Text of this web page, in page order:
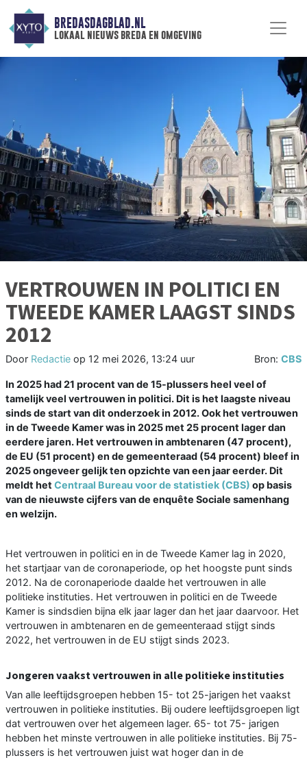
BREDASDAGBLAD.NL
lokaal nieuws breda en omgeving
VERTROUWEN IN POLITICI EN
TWEEDE KAMER LAAGST SINDS
2012
Door Redactie op 12 mei 2026, 13:24 uur Bron: CBS
In 2025 had 21 procent van de 15-plussers heel veel of
tamelijk veel vertrouwen in politici. Dit is het laagste niveau
sinds de start van dit onderzoek in 2012. Ook het vertrouwen
in de Tweede Kamer was in 2025 met 25 procent lager dan
eerdere jaren. Het vertrouwen in ambtenaren (47 procent),
de EU (51 procent) en de gemeenteraad (54 procent) bleef in
2025 ongeveer gelijk ten opzichte van een jaar eerder. Dit
meldt het Centraal Bureau voor de statistiek (CBS) op basis
van de nieuwste cijfers van de enquête Sociale samenhang
en welzijn.
Het vertrouwen in politici en in de Tweede Kamer lag in 2020,
het startjaar van de coronaperiode, op het hoogste punt sinds
2012. Na de coronaperiode daalde het vertrouwen in alle
politieke instituties. Het vertrouwen in politici en de Tweede
Kamer is sindsdien bijna elk jaar lager dan het jaar daarvoor. Het
vertrouwen in ambtenaren en de gemeenteraad stijgt sinds
2022, het vertrouwen in de EU stijgt sinds 2023.
Jongeren vaakst vertrouwen in alle politieke instituties
Van alle leeftijdsgroepen hebben 15- tot 25-jarigen het vaakst
vertrouwen in politieke instituties. Bij oudere leeftijdsgroepen ligt
dat vertrouwen over het algemeen lager. 65- tot 75- jarigen
hebben het minste vertrouwen in alle politieke instituties. Bij 75-
plussers is het vertrouwen juist wat hoger dan in de